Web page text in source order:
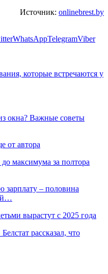
Источник: onlinebrest.by
WhatsAppTelegramViber
которые встречаются у
окна? Важные советы
от автора
максимума за полтора
зарплату – половина
вырастут с 2025 года
рассказал, что